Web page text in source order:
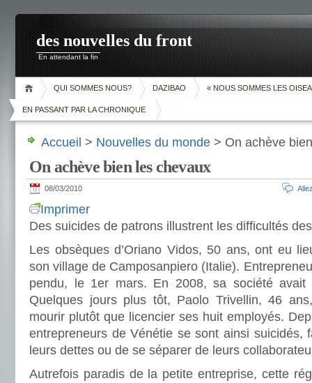
des nouvelles du front
En attendant la fin
QUI SOMMES NOUS? DAZIBAO « NOUS SOMMES LES
EN PASSANT PAR LA CHRONIQUE
Accueil > Nouvelles du monde > On achève
On achève bien les chevaux
08/03/2010
Imprimer
Des suicides de patrons illustrent les difficultés
Les obsèques d’Oriano Vidos, 50 ans, ont eu
son village de Camposanpiero (Italie).
pendu, le 1er mars. En 2008, sa société avait
Quelques jours plus tôt, Paolo Trivellin, 46
mourir plutôt que licencier ses huit employés.
entrepreneurs de Vénétie se sont ainsi suicidés,
leurs dettes ou de se séparer de leurs
Autrefois paradis de la petite entreprise, cette